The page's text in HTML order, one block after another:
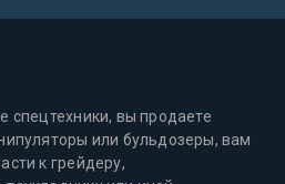
спецтехники, вы продаете
или бульдозеры, вам
к грейдеру,